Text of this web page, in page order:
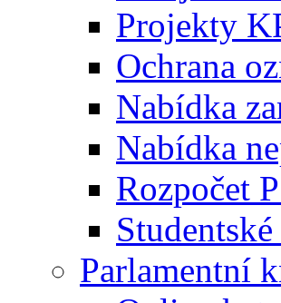
Projekty
Ochrana
Nabídka
Nabídka
Rozpočet
Studentské
Parlamentní